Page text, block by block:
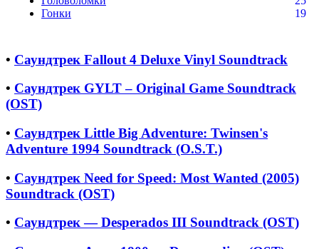
Гонки
19
• Саундтрек Fallout 4 Deluxe Vinyl Soundtrack
• Саундтрек GYLT – Original Game Soundtrack
(OST)
• Саундтрек Little Big Adventure: Twinsen's
Adventure 1994 Soundtrack (O.S.T.)
• Саундтрек Need for Speed: Most Wanted (2005)
Soundtrack (OST)
• Саундтрек — Desperados III Soundtrack (OST)